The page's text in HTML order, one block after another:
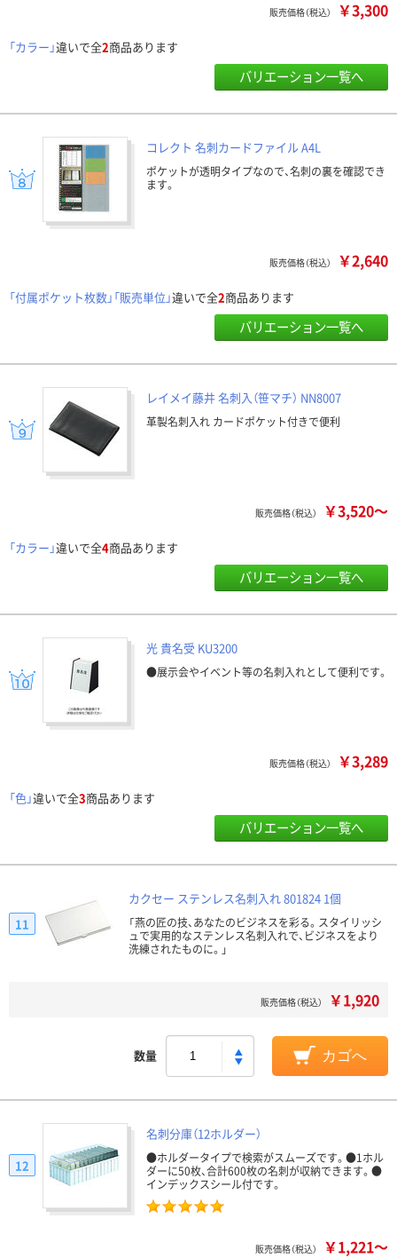
販売価格（税込） ￥3,300
「カラー」違いで全2商品あります
バリエーション一覧へ
コレクト 名刺カードファイル A4L
ポケットが透明タイプなので、名刺の裏を確認でき
ます。
販売価格（税込） ￥2,640
「付属ポケット枚数」「販売単位」違いで全2商品あります
バリエーション一覧へ
レイメイ藤井 名刺入（笹マチ） NN8007
革製名刺入れ カードポケット付きで便利
販売価格（税込） ￥3,520～
「カラー」違いで全4商品あります
バリエーション一覧へ
光 貴名受 KU3200
●展示会やイベント等の名刺入れとして便利です。
販売価格（税込） ￥3,289
「色」違いで全3商品あります
バリエーション一覧へ
カクセー ステンレス名刺入れ 801824 1個
「燕の匠の技、あなたのビジネスを彩る。スタイリッシ
ュで実用的なステンレス名刺入れで、ビジネスをより
洗練されたものに。」
11
販売価格（税込） ￥1,920
数量 カゴへ
名刺分庫（12ホルダー）
●ホルダータイプで検索がスムーズです。●1ホル
ダーに50枚、合計600枚の名刺が収納できます。●
インデックスシール付です。
12
販売価格（税込） ￥1,221～